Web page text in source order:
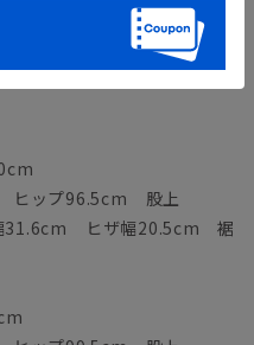
ヒップ96.5cm 股上
ヒザ幅20.5cm 裾